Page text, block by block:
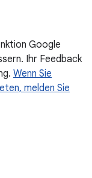
Google
Ihr Feedback
Wenn Sie
melden Sie